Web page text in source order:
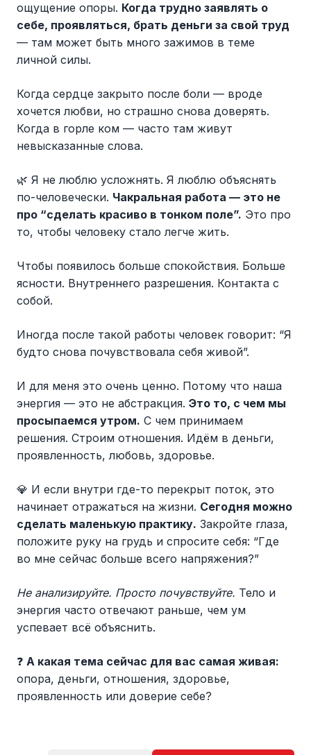
ощущение опоры. Когда трудно заявлять о
себе, проявляться, брать деньги за свой труд
— там может быть много зажимов в теме
личной силы.
Когда сердце закрыто после боли — вроде
хочется любви, но страшно снова доверять.
Когда в горле ком — часто там живут
невысказанные слова.
🌿 Я не люблю усложнять. Я люблю объяснять
по-человечески. Чакральная работа — это не
про “сделать красиво в тонком поле”. Это про
то, чтобы человеку стало легче жить.
Чтобы появилось больше спокойствия. Больше
ясности. Внутреннего разрешения. Контакта с
собой.
Иногда после такой работы человек говорит: “Я
будто снова почувствовала себя живой”.
И для меня это очень ценно. Потому что наша
энергия — это не абстракция. Это то, с чем мы
просыпаемся утром. С чем принимаем
решения. Строим отношения. Идём в деньги,
проявленность, любовь, здоровье.
💎 И если внутри где-то перекрыт поток, это
начинает отражаться на жизни. Сегодня можно
сделать маленькую практику. Закройте глаза,
положите руку на грудь и спросите себя: “Где
во мне сейчас больше всего напряжения?”
Не анализируйте. Просто почувствуйте. Тело и
энергия часто отвечают раньше, чем ум
успевает всё объяснить.
❓ А какая тема сейчас для вас самая живая:
опора, деньги, отношения, здоровье,
проявленность или доверие себе?